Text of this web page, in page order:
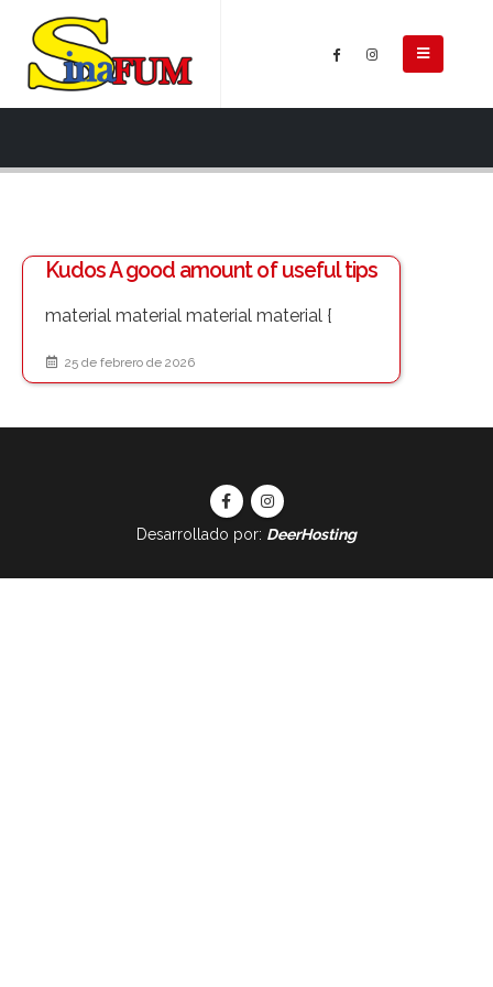
Kudos A good amount of useful tips
material material material material {
25 de febrero de 2026
Desarrollado por: DeerHosting